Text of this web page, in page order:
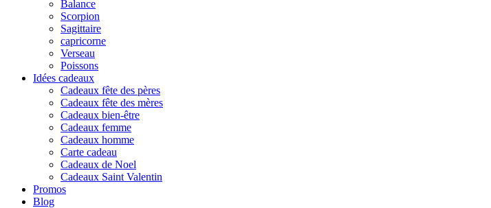
Balance
Scorpion
Sagittaire
capricorne
Verseau
Poissons
Idées cadeaux
Cadeaux fête des pères
Cadeaux fête des mères
Cadeaux bien-être
Cadeaux femme
Cadeaux homme
Carte cadeau
Cadeaux de Noel
Cadeaux Saint Valentin
Promos
Blog